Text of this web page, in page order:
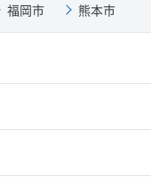
福岡市 熊本市